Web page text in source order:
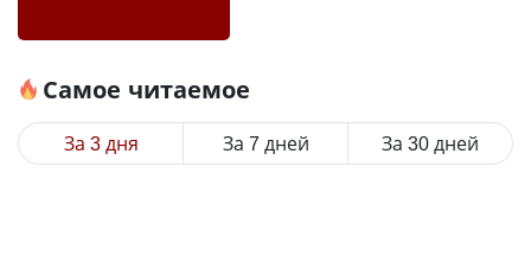
Самое читаемое
За 3 дня За 7 дней За 30 дней